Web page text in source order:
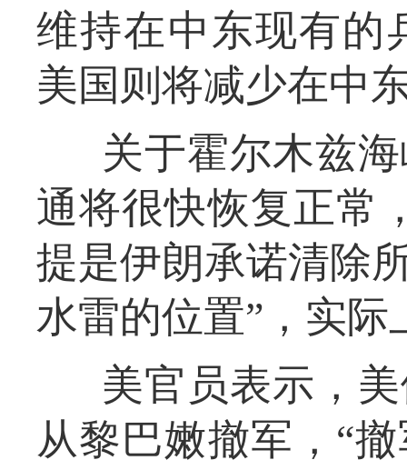
维持在中东现有的
美国则将减少在中
关于霍尔木兹
通将很快恢复正常
提是伊朗承诺清除
水雷的位置”，实
美官员表示，
从黎巴嫩撤军，“